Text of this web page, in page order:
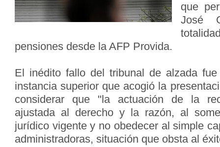
que
José
pensiones desde la AFP Provida.
El inédito fallo del tribunal de alzada
instancia superior que acogió la
considerar que "la actuación de la
ajustada al derecho y la razón, al
jurídico vigente y no obedecer al simple
administradoras, situación que obsta al